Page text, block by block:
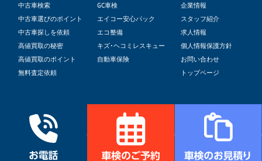
中古車検索
中古車選びのポイント
中古車探しを依頼
高値買取の秘密
高値買取のポイント
無料査定依頼
GC車検
エイコー安心パック
エコ整備
キズ･ヘコミレスキュー
自動車保険
企業情報
スタッフ紹介
求人情報
個人情報保護方針
お問い合わせ
トップページ
© 2022 Global Crest Corp.